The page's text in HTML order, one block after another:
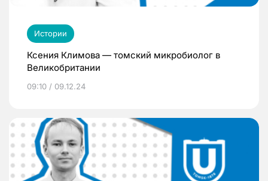
Истории
Ксения Климова — томский микробиолог в
Великобритании
09:10 / 09.12.24